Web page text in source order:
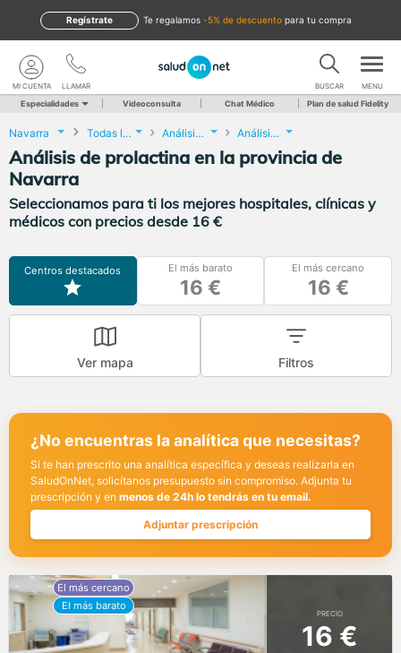
te regalamos -5% de descuento para tu compra
Regístrate
LLAMAR
MI CUENTA BUSCAR MENU
Especialidades Videoconsulta Chat Médico Plan de salud Fidelity
Navarra Todas las localidades Análisis Clínicos Análisis de prolactina
Análisis de prolactina en la provincia de
Navarra
Seleccionamos para ti los mejores hospitales, clínicas y
médicos con precios desde 16 €
Centros destacados El más barato
16 €
El más cercano
16 €
Ver mapa Filtros
¿No encuentras la analítica que necesitas?
Si te han prescrito una analítica específica y deseas realizarla en
SaludOnNet, solicítanos presupuesto sin compromiso. Adjunta tu
prescripción y en menos de 24h lo tendrás en tu email.
Adjuntar prescripción
PRECIO
16 €